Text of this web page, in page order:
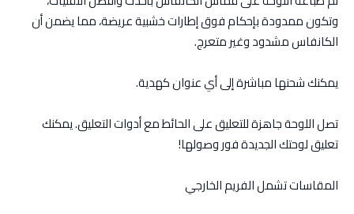
وتكون ممدودة بإحكام فوق إطارات خشبية عريضة، مما يضمن أن
الكانفاس مشدود وغير متعرج.
يمكنك شحنها مباشرة إلى أي عنوان كهدية.
تصل اللوحة جاهزة للتعليق على الحائط مع أدوات التعليق. يمكنك
تعليق لوحتك الجديدة فور وصولها!
المقاسات تشمل الفريم الخارجي